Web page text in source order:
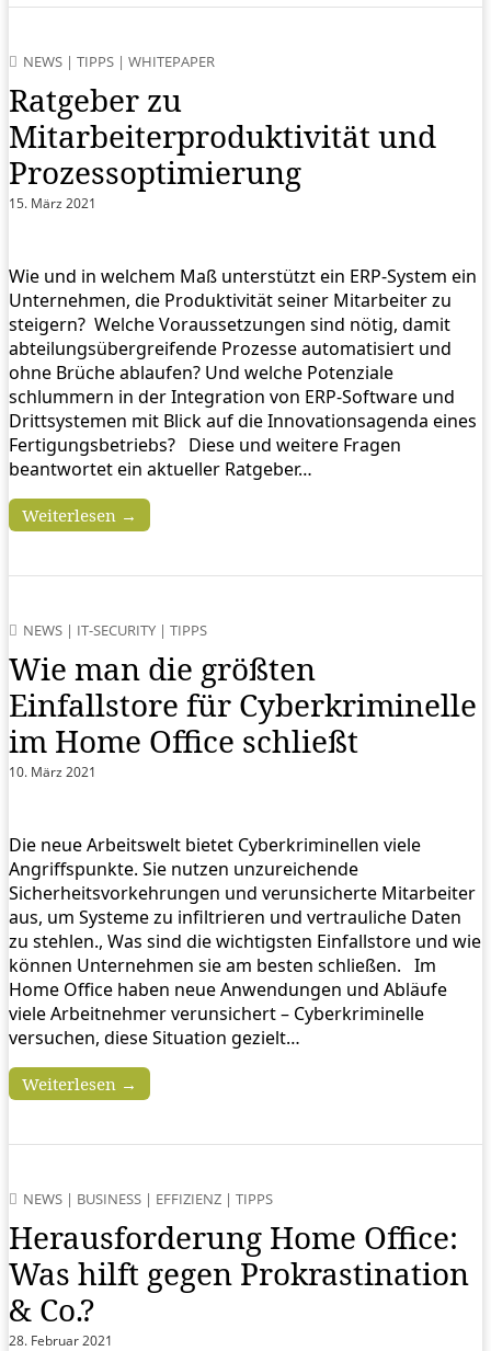
NEWS | TIPPS | WHITEPAPER
Ratgeber zu
Mitarbeiterproduktivität und
Prozessoptimierung
15. März 2021
Wie und in welchem Maß unterstützt ein ERP-System ein
Unternehmen, die Produktivität seiner Mitarbeiter zu
steigern? Welche Voraussetzungen sind nötig, damit
abteilungsübergreifende Prozesse automatisiert und
ohne Brüche ablaufen? Und welche Potenziale
schlummern in der Integration von ERP-Software und
Drittsystemen mit Blick auf die Innovationsagenda eines
Fertigungsbetriebs? Diese und weitere Fragen
beantwortet ein aktueller Ratgeber…
Weiterlesen →
NEWS | IT-SECURITY | TIPPS
Wie man die größten
Einfallstore für Cyberkriminelle
im Home Office schließt
10. März 2021
Die neue Arbeitswelt bietet Cyberkriminellen viele
Angriffspunkte. Sie nutzen unzureichende
Sicherheitsvorkehrungen und verunsicherte Mitarbeiter
aus, um Systeme zu infiltrieren und vertrauliche Daten
zu stehlen., Was sind die wichtigsten Einfallstore und wie
können Unternehmen sie am besten schließen. Im
Home Office haben neue Anwendungen und Abläufe
viele Arbeitnehmer verunsichert – Cyberkriminelle
versuchen, diese Situation gezielt…
Weiterlesen →
NEWS | BUSINESS | EFFIZIENZ | TIPPS
Herausforderung Home Office:
Was hilft gegen Prokrastination
& Co.?
28. Februar 2021